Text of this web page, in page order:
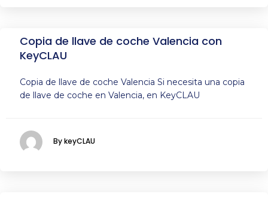
Copia de llave de coche Valencia con
KeyCLAU
Copia de llave de coche Valencia Si necesita una copia
de llave de coche en Valencia, en KeyCLAU
By keyCLAU